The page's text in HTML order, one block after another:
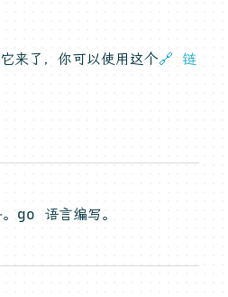
来了，你可以使用这个🔗 链
go 语言编写。